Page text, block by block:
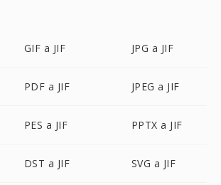
GIF a JIF JPG a JIF
PDF a JIF JPEG a JIF
PES a JIF PPTX a JIF
DST a JIF SVG a JIF